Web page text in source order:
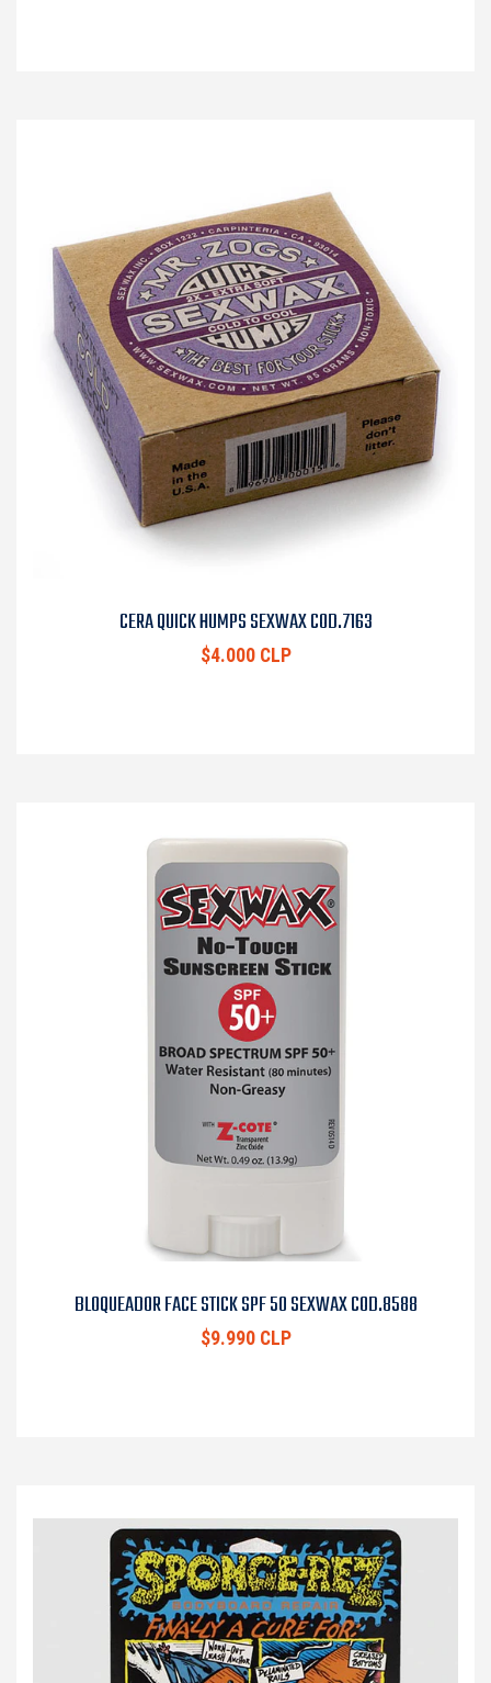
CERA QUICK HUMPS SEXWAX COD.7163
$4.000 CLP
BLOQUEADOR FACE STICK SPF 50 SEXWAX COD.8588
$9.990 CLP